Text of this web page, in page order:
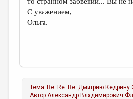
С уважением,
Ольга.
Тема: Re: Re: Re: Дмитрию Кедрину
АвторАлександр Владимирович